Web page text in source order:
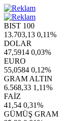
BIST 100
13.703,13 0,11%
DOLAR
47,5914 0,03%
EURO
55,0584 0,12%
GRAM ALTIN
6.568,33 1,11%
FAİZ
41,54 0,31%
GÜMÜŞ GRAM